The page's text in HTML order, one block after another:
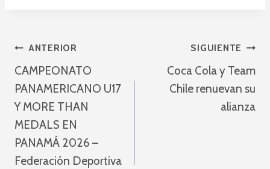
Navegación
De
Entradas
ANTERIOR
CAMPEONATO
PANAMERICANO U17
Y MORE THAN
MEDALS EN
PANAMÁ 2026 –
Federación Deportiva
SIGUIENTE
Coca Cola y Team
Chile renuevan su
alianza